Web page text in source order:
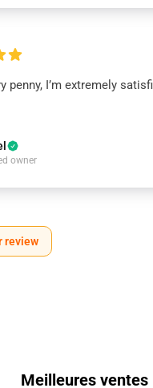
penny, I’m extremely
owner
review
Meilleures ventes